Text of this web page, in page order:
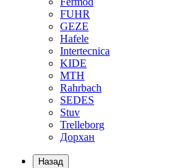
FUHR
GEZE
Hafele
Intertecnica
KIDE
MTH
Rahrbach
SEDES
Stuv
Trelleborg
Дорхан
Назад